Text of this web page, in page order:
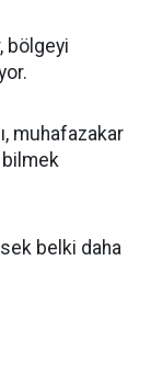
bölgeyi
muhafazakar
bilmek
belki daha